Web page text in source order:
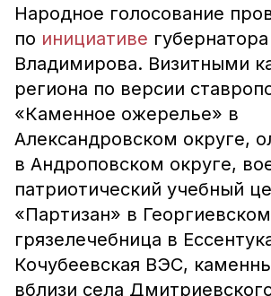
Народное голосование
по инициативе
Владимирова. Визитными
региона по версии
«Каменное ожерелье» в
Александровском округе,
в Андроповском округе,
патриотический учебный
«Партизан» в
грязелечебница в
Кочубеевская ВЭС,
вблизи села